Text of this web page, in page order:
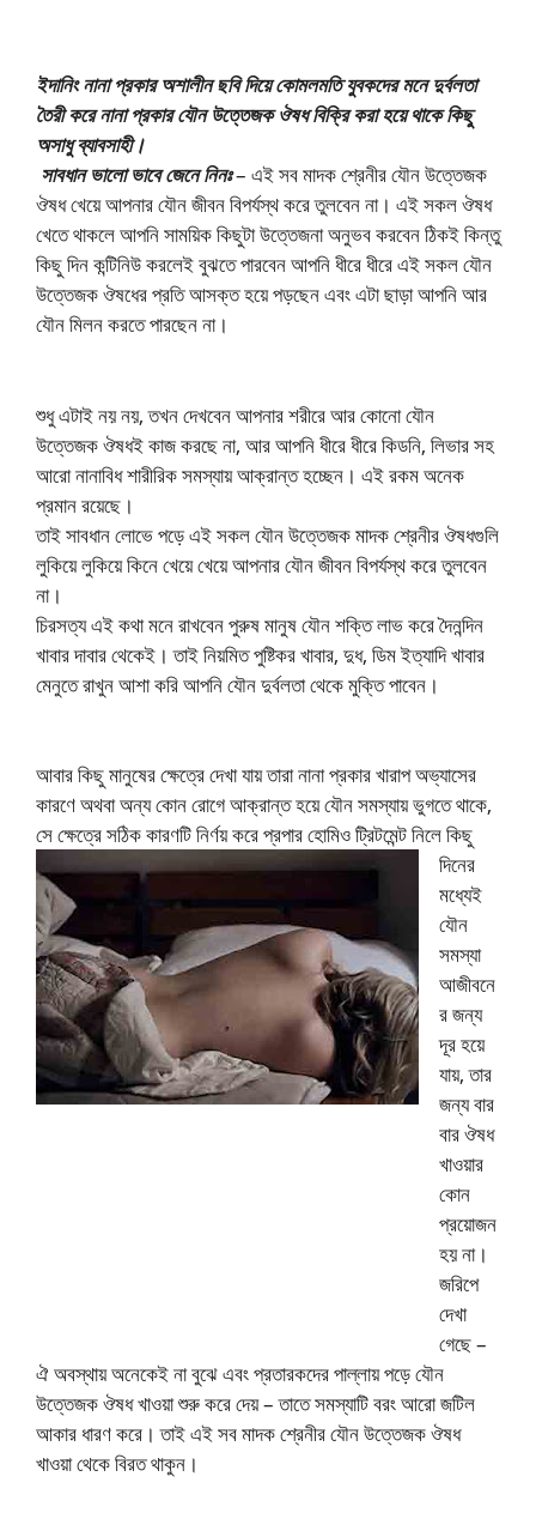
ইদানিং নানা প্রকার অশালীন ছবি দিয়ে কোমলমতি যুবকদের মনে দুর্বলতা
তৈরী করে নানা প্রকার যৌন উত্তেজক ঔষধ বিক্রি করা হয়ে থাকে কিছু
অসাধু ব্যাবসাহী।
সাবধানভালো ভাবে জেনে নিনঃ– এই সব মাদক শ্রেনীর যৌন উত্তেজক
ঔষধ খেয়ে আপনার যৌন জীবন বিপর্যস্থ করে তুলবেন না। এই সকল ঔষধ
খেতে থাকলে আপনি সাময়িক কিছুটা উত্তেজনা অনুভব করবেন ঠিকই কিন্তু
কিছু দিন কন্টিনিউ করলেই বুঝতে পারবেন আপনি ধীরে ধীরে এই সকল যৌন
উত্তেজক ঔষধের প্রতি আসক্ত হয়ে পড়ছেন এবং এটা ছাড়া আপনি আর
যৌন মিলন করতে পারছেন না।
শুধু এটাই নয় নয়, তখন দেখবেন আপনার শরীরে আর কোনো যৌন
উত্তেজক ঔষধই কাজ করছে না, আর আপনি ধীরে ধীরে কিডনি, লিভার সহ
আরো নানাবিধ শারীরিক সমস্যায় আক্রান্ত হচ্ছেন। এই রকম অনেক
প্রমান রয়েছে।
তাই সাবধান লোভে পড়ে এই সকল যৌন উত্তেজক মাদক শ্রেনীর ঔষধগুলি
লুকিয়ে লুকিয়ে কিনে খেয়ে খেয়ে আপনার যৌন জীবন বিপর্যস্থ করে তুলবেন
না।
চিরসত্য এই কথা মনে রাখবেন পুরুষ মানুষ যৌন শক্তি লাভ করে দৈনন্দিন
খাবার দাবার থেকেই। তাই নিয়মিত পুষ্টিকর খাবার, দুধ, ডিম ইত্যাদি খাবার
মেনুতে রাখুন আশা করি আপনি যৌন দুর্বলতা থেকে মুক্তি পাবেন।
আবার কিছু মানুষের ক্ষেত্রে দেখা যায় তারা নানা প্রকার খারাপ অভ্যাসের
কারণে অথবা অন্য কোন রোগে আক্রান্ত হয়ে যৌন সমস্যায় ভুগতে থাকে,
সে ক্ষেত্রে সঠিক কারণটি নির্ণয় করে প্রপার হোমিও ট্রিটমেন্ট নিলে কিছু
দিনের
মধ্যেই
যৌন
সমস্যা
আজীবনে
র জন্য
দূর হয়ে
যায়, তার
জন্য বার
বার ঔষধ
খাওয়ার
কোন
প্রয়োজন
হয় না।
জরিপে
দেখা
গেছে –
ঐ অবস্থায় অনেকেই না বুঝে এবং প্রতারকদের পাল্লায় পড়ে যৌন
উত্তেজক ঔষধ খাওয়া শুরু করে দেয় – তাতে সমস্যাটি বরং আরো জটিল
আকার ধারণ করে। তাই এই সব মাদক শ্রেনীর যৌন উত্তেজক ঔষধ
খাওয়া থেকে বিরত থাকুন।